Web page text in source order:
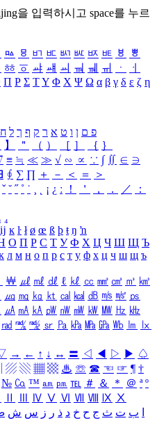
을 입력하시고 space를 누르
ㅰ ㅱ ㅲ ㅳ ㅴ ㅵ ㅶ ㅷ ㅸ
ㅹ
ㆅ ㆆ ㆇ ㆈ ㆉ ㆊ ㆋ ㆌ ㆍ
ㆎ
Π Ρ Σ ΤΥ Φ Χ Ψ Ω α β γ δ ε ζ η
פ ם ן ו ט א ר ק ף ך ל ח
】 ＂ （ ） ［ ］ ｛ ｝
≡ ≒ ≪ ≫ √ ∽ ∝ ∵ ∫ ∬ ∈ ∋
∮ ∑ ∏ ＋ － ＜ ＝
＞
ˇ ˘ ˝ ˚ ˙ ¸ ¡ ¿ ː ！ ＇ ， ． ／
：
₄
ĳ ĸ ŀ ł ø œ ß þ ŧ ŋ ŉ
О П Р С Т У Ф Х Ц Ч Ш Щ Ъ
л м н о п р с т у ф х ц ч ш щ ъ
￦ ㎕ ㎖ ㎗ ℓ ㎘ ㏄ ㎣ ㎤ ㎥ ㎦
㎍ ㎎ ㎏ ㏏ ㎈ ㎉ ㏈ ㎧ ㎨ ㎰
㎂ ㎃ ㎄ ㎺ ㎻ ㎽ ㎾ ㎿ ㎐ ㎑
㎭ ㎮ ㎯ ㏛ ㎩ ㎪ ㎫ ㎬ ㏝ ㏐
㏓
→ ← ↑ ↓ ↔ 〓 ◁ ◀ ▷ ▶ ♤
▨ ▧ ▦ ▩ ♨ ☏ ☎ ☜ ☞ ¶ †
№ ㏇ ™ ㏂ ㏘ ℡ ＃ ＆ ＊ ＠ ª º
Ⅳ Ⅴ Ⅵ Ⅶ Ⅷ Ⅸ Ⅹ
ب ت ث ج ح خ د ذ ر ز س ش